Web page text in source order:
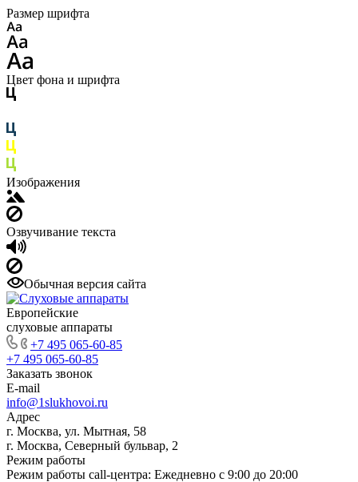
Размер шрифта
Цвет фона и шрифта
Изображения
Озвучивание текста
Обычная версия сайта
Европейские
слуховые аппараты
+7 495 065-60-85
+7 495 065-60-85
Заказать звонок
E-mail
info@1slukhovoi.ru
Адрес
г. Москва, ул. Мытная, 58
г. Москва, Северный бульвар, 2
Режим работы
Режим работы call-центра: Ежедневно с 9:00 до 20:00